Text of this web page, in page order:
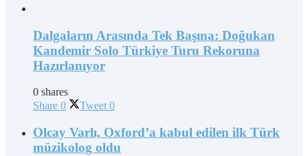
Dalgaların Arasında Tek Başına: Doğukan
Kandemir Solo Türkiye Turu Rekoruna
Hazırlanıyor
0 shares
Share 0 Tweet 0
Olcay Varlı, Oxford’a kabul edilen ilk Türk
müzikolog oldu